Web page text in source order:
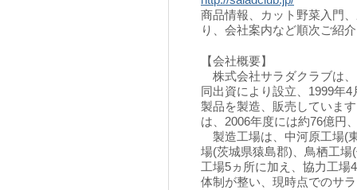
商品情報、カット野菜入門
り、会社案内など順次ご紹
【会社概要】
株式会社サラダクラブは
同出資により設立、1999年
製品を製造、販売していま
は、2006年度には約76億円
製造工場は、中河原工場(
場(茨城県猿島郡)、鳥栖工
工場5ヵ所に加え、協力工場
体制が整い、現時点でのサ